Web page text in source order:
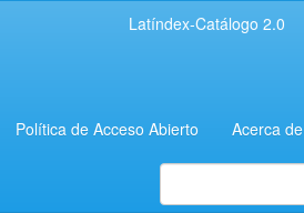
Latíndex-Catálogo 2.0
Política de Acceso Abierto Acerca de